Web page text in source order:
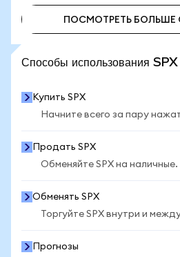
ПОСМОТРЕТЬ БОЛЬШЕ
Способы использования
Купить SPX
Начните всего за пару
Продать SPX
Обменяйте SPX на наличные.
Обменять SPX
Торгуйте SPX внутри и
Прогнозы